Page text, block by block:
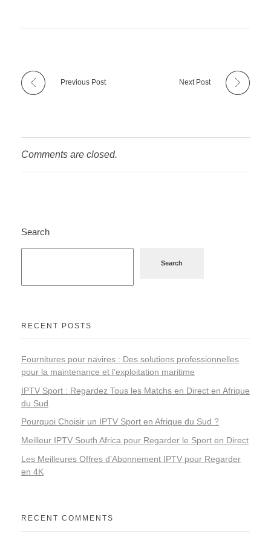
Previous Post Next Post
Comments are closed.
Search
Search
RECENT POSTS
Fournitures pour navires : Des solutions professionnelles
pour la maintenance et l’exploitation maritime
IPTV Sport : Regardez Tous les Matchs en Direct en Afrique
du Sud
Pourquoi Choisir un IPTV Sport en Afrique du Sud ?
Meilleur IPTV South Africa pour Regarder le Sport en Direct
Les Meilleures Offres d’Abonnement IPTV pour Regarder
en 4K
RECENT COMMENTS